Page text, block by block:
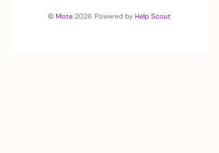
©Mote 2026.Powered byHelp Scout